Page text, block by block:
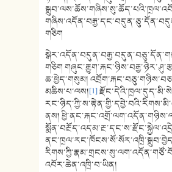
གཅིག
གཅིག
ཆ་ཕྱེད་གསུམ།
མཆིས་པ་ལས།[1]
ནས།
འབོར་ཆེན་འཁྲི་བ་ཡིན།